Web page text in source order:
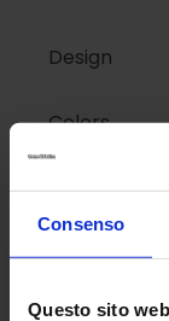
Consenso
Questo sito
Design
Colors
Kids
Link rapidi